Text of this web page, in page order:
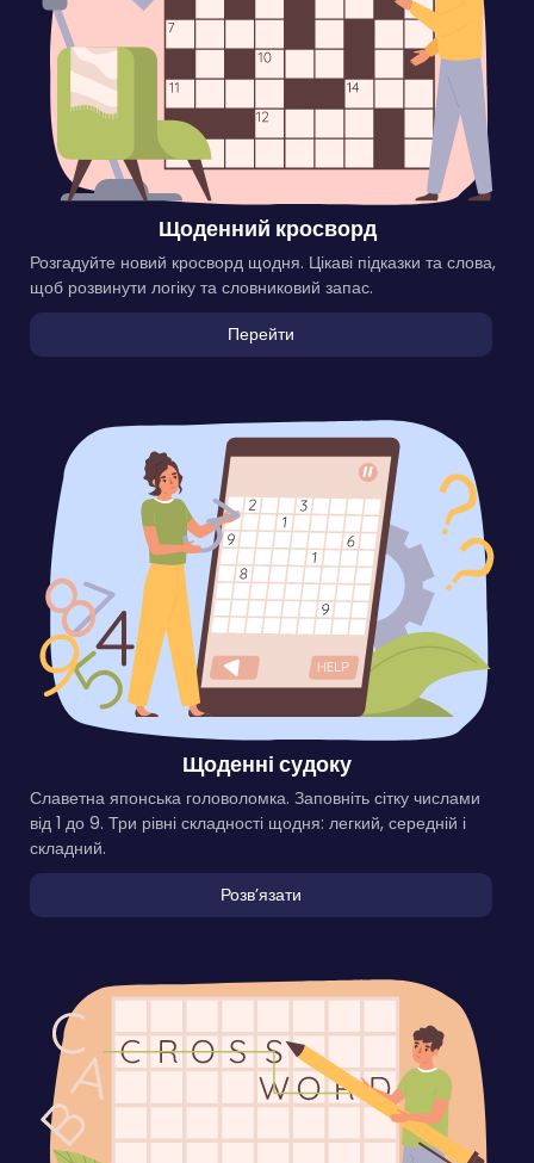
Щоденний кросворд
Розгадуйте новий кросворд щодня. Цікаві підказки та слова,
щоб розвинути логіку та словниковий запас.
Перейти
Щоденні судоку
Славетна японська головоломка. Заповніть сітку числами
від 1 до 9. Три рівні складності щодня: легкий, середній і
складний.
Розвʼязати